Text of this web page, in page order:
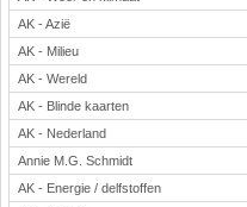
Downloads basisonderwijs
Herfst
Kerstmis
Kinder-/Jeugdboeken
Lente
Onderbouw PO
Pasen
AK - Azië
AK - Milieu
AK - Wereld
AK - Blinde kaarten
AK - Nederland
Annie M.G. Schmidt
AK - Energie / delfstoffen